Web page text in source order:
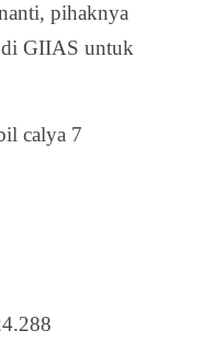
pihaknya
di GIIAS untuk
calya 7